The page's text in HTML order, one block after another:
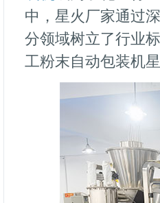
中，星火厂家通过
分领域树立了行业
工粉末自动包装机